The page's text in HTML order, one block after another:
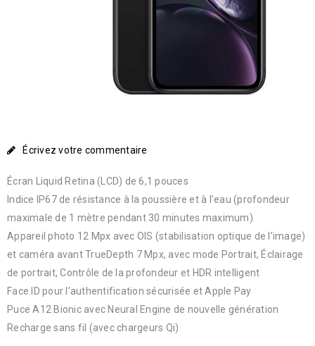
Écrivez votre commentaire
Écran Liquid Retina (LCD) de 6,1 pouces
Indice IP67 de résistance à la poussière et à l’eau (profondeur
maximale de 1 mètre pendant 30 minutes maximum)
Appareil photo 12 Mpx avec OIS (stabilisation optique de l’image)
et caméra avant TrueDepth 7 Mpx, avec mode Portrait, Éclairage
de portrait, Contrôle de la profondeur et HDR intelligent
Face ID pour l’authentification sécurisée et Apple Pay
Puce A12 Bionic avec Neural Engine de nouvelle génération
Recharge sans fil (avec chargeurs Qi)